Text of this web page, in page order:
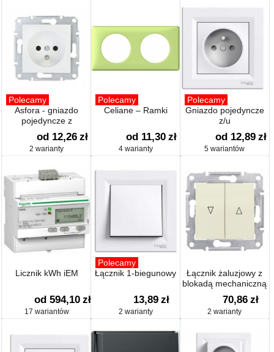
Polecamy
Asfora - gniazdo
pojedyncze z
uziemieniem
od 12,26 zł
2 warianty
Polecamy
Celiane – Ramki
od 11,30 zł
4 warianty
Polecamy
Gniazdo pojedyncze
z/u
od 12,89 zł
5 wariantów
Licznik kWh iEM
od 594,10 zł
17 wariantów
Polecamy
Łącznik 1-biegunowy
13,89 zł
2 warianty
Łącznik żaluzjowy z
blokadą mechaniczną
70,86 zł
2 warianty